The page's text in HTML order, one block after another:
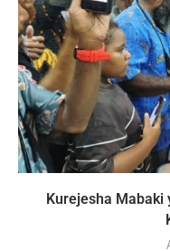
Kurejesha Mabaki